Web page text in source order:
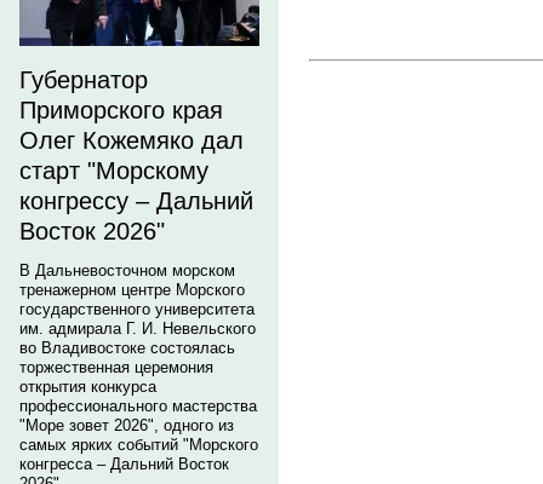
Губернатор
Приморского края
Олег Кожемяко дал
старт "Морскому
конгрессу – Дальний
Восток 2026"
В Дальневосточном морском
тренажерном центре Морского
государственного университета
им. адмирала Г. И. Невельского
во Владивостоке состоялась
торжественная церемония
открытия конкурса
профессионального мастерства
"Море зовет 2026", одного из
самых ярких событий "Морского
конгресса – Дальний Восток